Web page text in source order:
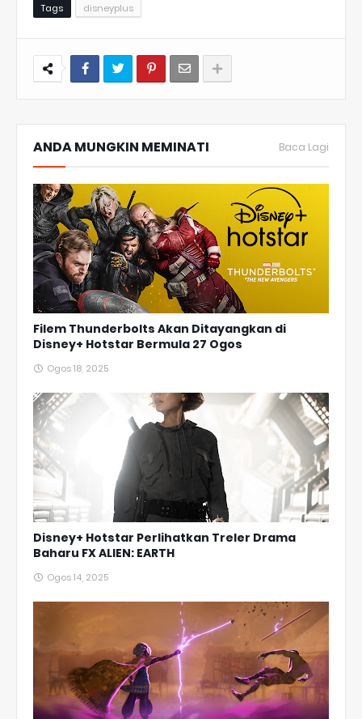
Tags disneyplus
ANDA MUNGKIN MEMINATI Baca Lagi
Filem Thunderbolts Akan Ditayangkan di
Disney+ Hotstar Bermula 27 Ogos
Ogos 18, 2025
Disney+ Hotstar Perlihatkan Treler Drama
Baharu FX ALIEN: EARTH
Ogos 14, 2025